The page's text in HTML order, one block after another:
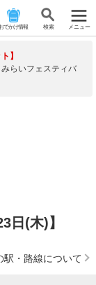
でかけ情報 検 索 メニュー
】
らいフェスティバ
日(木)】
駅・路線について